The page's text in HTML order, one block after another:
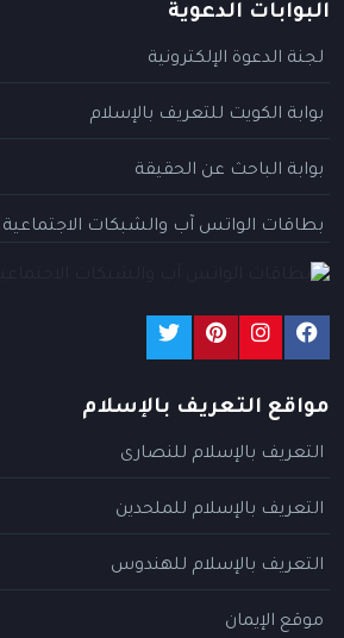
البوابات الدعوية
لجنة الدعوة الإلكترونية
بوابة الكويت للتعريف بالإسلام
بوابة الباحث عن الحقيقة
بطاقات الواتس آب والشبكات الاجتماعية
مواقع التعريف بالإسلام
التعريف بالإسلام للنصارى
التعريف بالإسلام للملحدين
التعريف بالإسلام للهندوس
موقع الإيمان